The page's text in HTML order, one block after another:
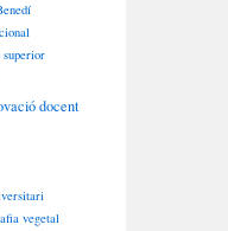
superior
docent
vegetal